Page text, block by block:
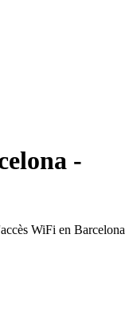
-
WiFi en Barcelona